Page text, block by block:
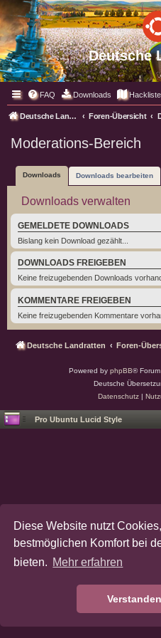
Diese Website nutzt
bestmöglichen Komfort bei
bieten. Mehr erfahren
Deutsche
FAQ Downloads Hackliste
Deutsche Landratten Foren-Übersicht
Moderations-Bereich
Downloads Downloads bearbeiten
Downloads verwalten
GEMELDETE DOWNLOADS
Bislang kein Download gezählt...
DOWNLOADS FREIGEBEN
Keine freizugebenden Downloads
KOMMENTARE FREIGEBEN
Keine freizugebenden Kommentare
Deutsche Landratten Foren-
Powered by phpBB®
Deutsche
Datenschutz|
Pro Ubuntu Lucid Style